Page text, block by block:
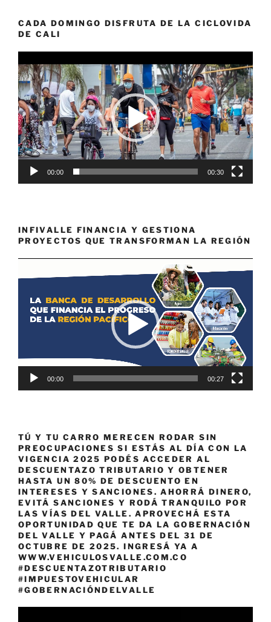
CADA DOMINGO DISFRUTA DE LA CICLOVIDA
DE CALI
de
vídeo
00:00 00:30
INFIVALLE FINANCIA Y GESTIONA
PROYECTOS QUE TRANSFORMAN LA REGIÓN
de
00:00 00:27
TÚ Y TU CARRO MERECEN RODAR SIN
PREOCUPACIONES SI ESTÁS AL DÍA CON LA
VIGENCIA 2025 PODÉS ACCEDER AL
DESCUENTAZO TRIBUTARIO Y OBTENER
HASTA UN 80% DE DESCUENTO EN
INTERESES Y SANCIONES. AHORRÁ DINERO,
EVITÁ SANCIONES Y RODÁ TRANQUILO POR
LAS VÍAS DEL VALLE. APROVECHÁ ESTA
OPORTUNIDAD QUE TE DA LA GOBERNACIÓN
DEL VALLE Y PAGÁ ANTES DEL 31 DE
OCTUBRE DE 2025. INGRESÁ YA A
WWW.VEHICULOSVALLE.COM.CO
#DESCUENTAZOTRIBUTARIO
#IMPUESTOVEHICULAR
#GOBERNACIÓNDELVALLE